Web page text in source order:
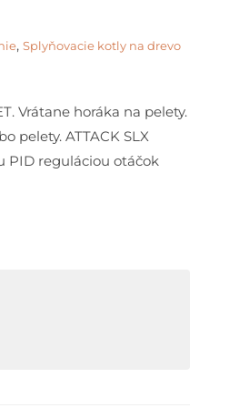
, Splyňovacie kotly na drevo
Vrátane horáka na pelety.
pelety. ATTACK SLX
PID reguláciou otáčok